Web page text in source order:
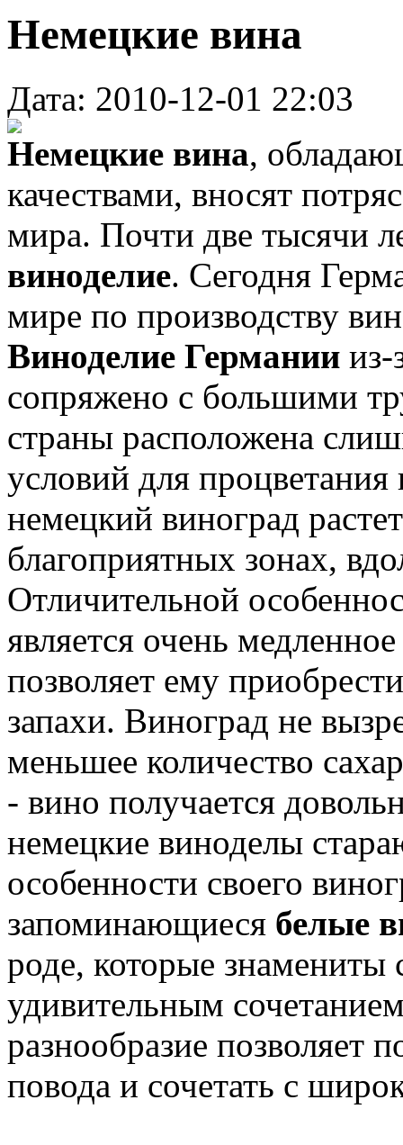
Немецкие вина
Дата: 2010-12-01 22:03
Немецкие вина,
качествами, вносят
мира. Почти две тысячи
виноделие. Сегодня
мире по производству
Виноделие Германии
сопряжено с большими
страны расположена
условий для
немецкий виноград
благоприятных зонах,
Отличительной
является очень
позволяет ему
запахи. Виноград не
меньшее количество
- вино получается
немецкие виноделы
особенности своего
запоминающиеся белые
роде, которые знамениты
удивительным
разнообразие позволяет
повода и сочетать с